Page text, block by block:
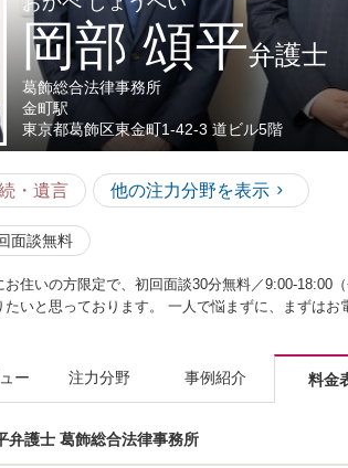
岡部 頌平弁護士
葛飾総合法律事務所
金町駅
東京都葛飾区東金町1-42-3 道ビル5階
・遺言 他の注力分野を表示
面談無料
お住いの方限定で、初回面談30分無料／9:00-18:00
たいと思っております。 一人で悩まずに、まずはお
ー 注力分野 事例紹介 料金
弁護士 葛飾総合法律事務所